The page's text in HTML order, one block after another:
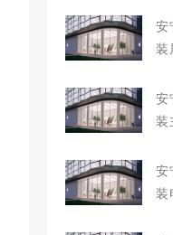
安
装
安
装
安
装